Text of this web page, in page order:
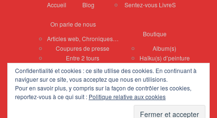
Accueil Blog
Sentez-vous LivreS
On parle de nous
Articles web, Chroniques…
Coupures de presse
Entre 2 tours
Boutique
Album(s)
Haïku(s) d’peinture
Peintures de Vyvian
Tableaux divers
Zelliges
Contact
Confidentialité et cookies : ce site utilise des cookies. En continuant à
naviguer sur ce site, vous acceptez que nous en utilisions.
Pour en savoir plus, y compris sur la façon de contrôler les cookies,
reportez-vous à ce qui suit : Politique relative aux cookies